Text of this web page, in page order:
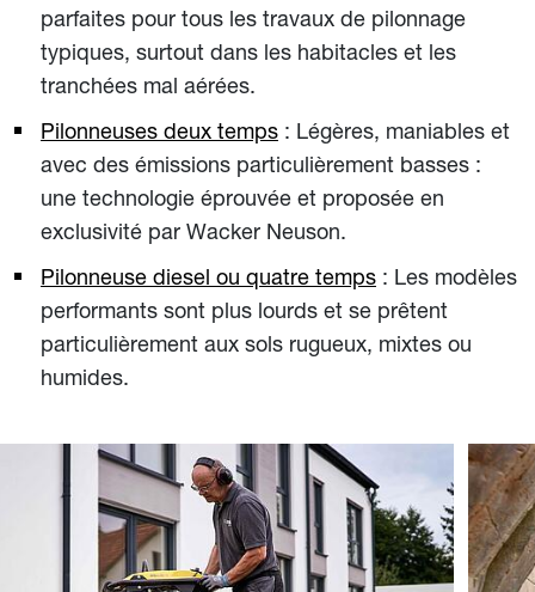
parfaites pour tous les travaux de pilonnage
typiques, surtout dans les habitacles et les
tranchées mal aérées.
Pilonneuses deux temps : Légères, maniables et
avec des émissions particulièrement basses :
une technologie éprouvée et proposée en
exclusivité par Wacker Neuson.
Pilonneuse diesel ou quatre temps : Les modèles
performants sont plus lourds et se prêtent
particulièrement aux sols rugueux, mixtes ou
humides.